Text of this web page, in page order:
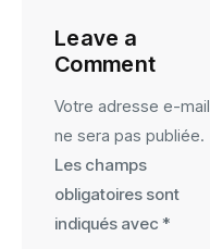
Leave a
Comment
Votre adresse e-mail
ne sera pas publiée.
Les champs
obligatoires sont
indiqués avec *